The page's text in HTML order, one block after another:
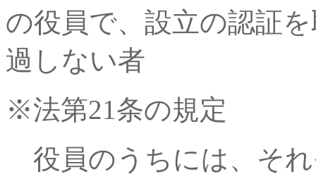
の役員で、設立の認証
過しない者
※法第21条の規定
役員のうちには、そ